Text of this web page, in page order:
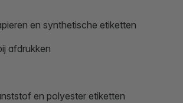
en synthetische etiketten
afdrukken
en polyester etiketten